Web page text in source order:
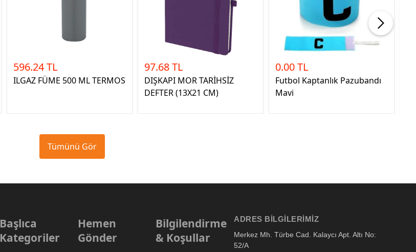
596.24 TL
ILGAZ FÜME 500 ML TERMOS
97.68 TL
DIŞKAPI MOR TARİHSİZ
DEFTER (13X21 CM)
0.00 TL
Futbol Kaptanlık Pazubandı
Mavi
Tümünü Gör
Başlıca
Kategoriler
Hemen
Gönder
Bilgilendirme
& Koşullar
ADRES BILGILERIMIZ
Merkez Mh. Türbe Cad. Kalaycı Apt. Altı No:
52/A